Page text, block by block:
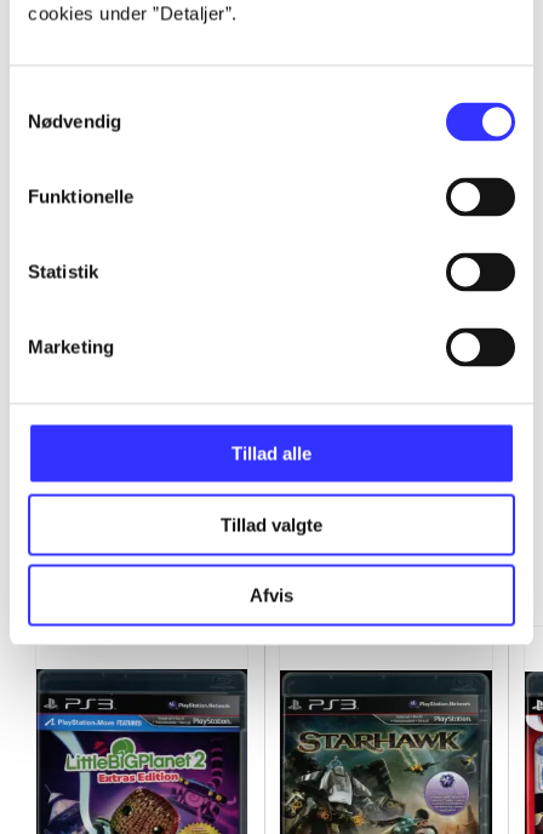
cookies under ”Detaljer”.
Nødvendig
Funktionelle
Statistik
Marketing
Tillad alle
Tillad valgte
Afvis
Minder om